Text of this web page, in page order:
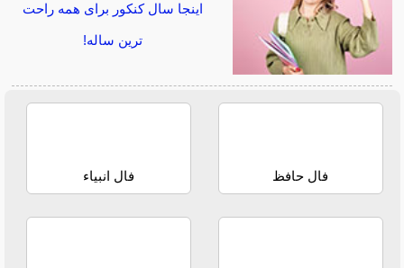
اینجا سال کنکور برای همه راحت
ترین ساله!
فال حافظ فال انبیاء